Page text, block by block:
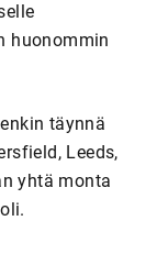
huonommin
täynnä
Leeds,
yhtä monta